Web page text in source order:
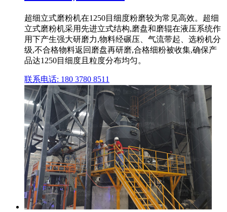
超细立式磨粉机在1250目细度粉磨较为常见高效。超细
立式磨粉机采用先进立式结构,磨盘和磨辊在液压系统作
用下产生强大研磨力,物料经碾压、气流带起、选粉机分
级,不合格物料返回磨盘再研磨,合格细粉被收集,确保产
品达1250目细度且粒度分布均匀。
联系电话: 180 3780 8511